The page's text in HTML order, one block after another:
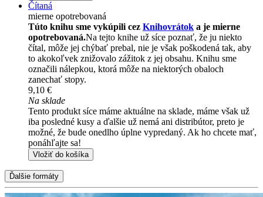
Čítaná
mierne opotrebovaná
Túto knihu sme vykúpili cez Knihovrátok a je mierne
opotrebovaná.Na tejto knihe už síce poznať, že ju niekto
čítal, môže jej chýbať prebal, nie je však poškodená tak, aby
to akokoľvek znižovalo zážitok z jej obsahu. Knihu sme
označili nálepkou, ktorá môže na niektorých obaloch
zanechať stopy.
9,10 €
Na sklade
Tento produkt síce máme aktuálne na sklade, máme však už
iba posledné kusy a ďalšie už nemá ani distribútor, preto je
možné, že bude onedlho úplne vypredaný. Ak ho chcete mať,
ponáhľajte sa!
Vložiť do košíka
Ďalšie formáty